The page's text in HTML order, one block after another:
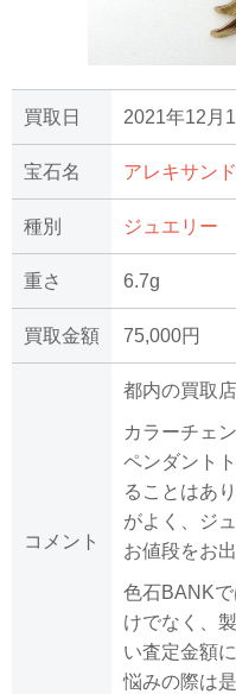
買取日 2021年12月
宝石名 アレキサン
種別 ジュエリー
重さ 6.7g
買取金額 75,000円
コメント
都内の買取
カラーチェ
ペンダント
ることはあ
がよく、ジ
お値段をお
色石BANK
けでなく、
い査定金額
悩みの際は